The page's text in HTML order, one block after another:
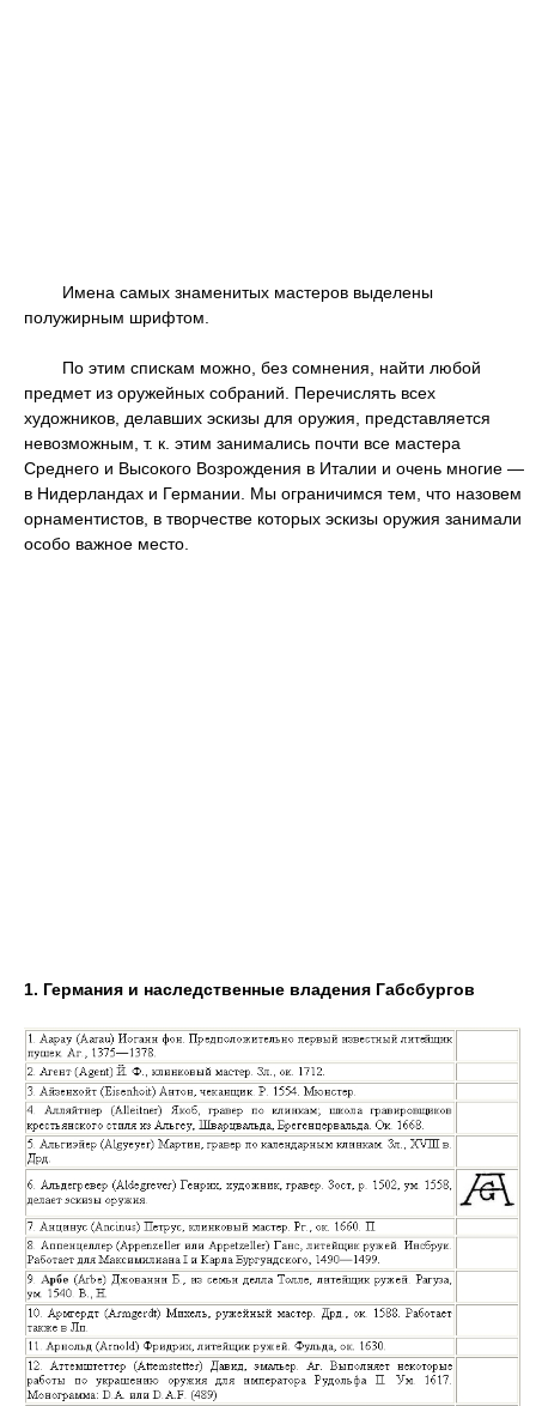
Имена самых знаменитых мастеров выделены
полужирным шрифтом.
По этим спискам можно, без сомнения, найти любой
предмет из оружейных собраний. Перечислять всех
художников, делавших эскизы для оружия, представляется
невозможным, т. к. этим занимались почти все мастера
Среднего и Высокого Возрождения в Италии и очень многие —
в Нидерландах и Германии. Мы ограничимся тем, что назовем
орнаментистов, в творчестве которых эскизы оружия занимали
особо важное место.
1. Германия и наследственные владения Габсбургов